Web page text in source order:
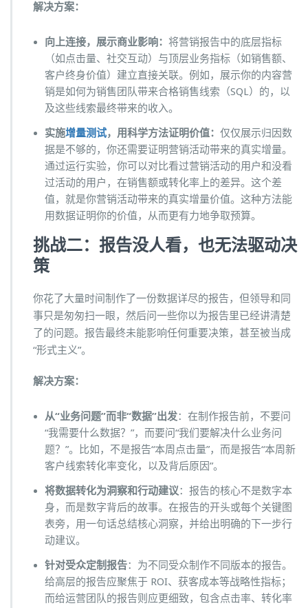
解决方案：
向上连接，展示商业影响： 将营销报告中的底层指标
（如点击量、社交互动）与顶层业务指标（如销售额、
客户终身价值）建立直接关联。例如，展示你的内容营
销是如何为销售团队带来合格销售线索（SQL）的，以
及这些线索最终带来的收入。
实施增量测试，用科学方法证明价值： 仅仅展示归因数
据是不够的，你还需要证明营销活动带来的真实增量。
通过运行实验，你可以对比看过营销活动的用户和没看
过活动的用户，在销售额或转化率上的差异。这个差
值，就是你营销活动带来的真实增量价值。这种方法能
用数据证明你的价值，从而更有力地争取预算。
挑战二：报告没人看，也无法驱动决
策
你花了大量时间制作了一份数据详尽的报告，但领导和同
事只是匆匆扫一眼，然后问一些你以为报告里已经讲清楚
了的问题。报告最终未能影响任何重要决策，甚至被当成
“形式主义”。
解决方案：
从“业务问题”而非“数据”出发：在制作报告前，不要问
“我需要什么数据？”，而要问“我们要解决什么业务问
题？”。比如，不是报告“本周点击量”，而是报告“本周新
客户线索转化率变化，以及背后原因”。
将数据转化为洞察和行动建议：报告的核心不是数字本
身，而是数字背后的故事。在报告的开头或每个关键图
表旁，用一句话总结核心洞察，并给出明确的下一步行
动建议。
针对受众定制报告：为不同受众制作不同版本的报告。
给高层的报告应聚焦于 ROI、获客成本等战略性指标；
而给运营团队的报告则应更细致，包含点击率、转化率